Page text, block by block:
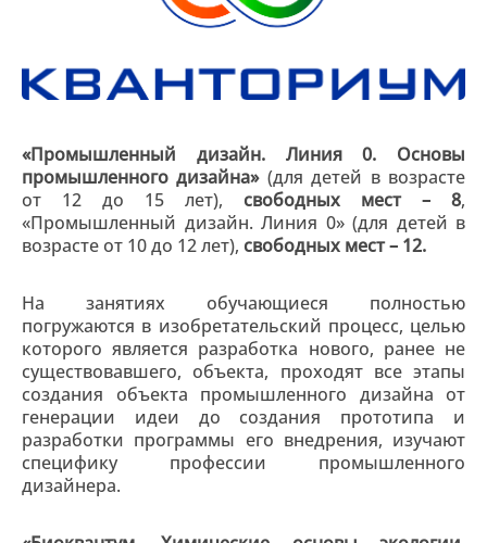
«Промышленный дизайн. Линия 0. Основы
промышленного дизайна»(для детей в возрасте
от 12 до 15 лет), свободных мест – 8,
«Промышленный дизайн. Линия 0» (для детей в
возрасте от 10 до 12 лет), свободных мест – 12.
На занятиях обучающиеся полностью
погружаются в изобретательский процесс, целью
которого является разработка нового, ранее не
существовавшего, объекта, проходят все этапы
создания объекта промышленного дизайна от
генерации идеи до создания прототипа и
разработки программы его внедрения, изучают
специфику профессии промышленного
дизайнера.